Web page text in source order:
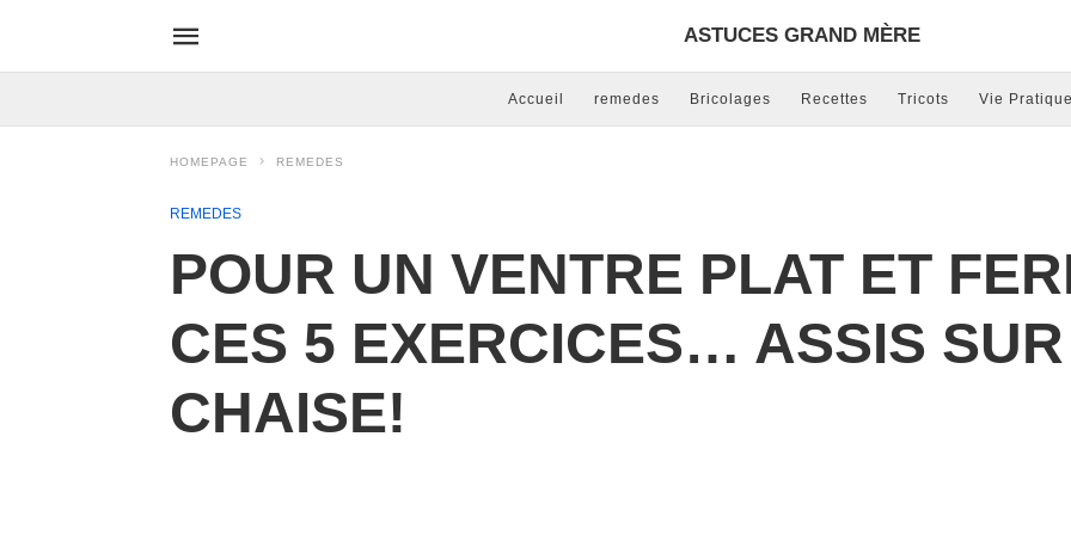
ASTUCES GRAND MÈRE
Accueil remedes Bricolages Recettes Tricots Vie Pratique
HOMEPAGE REMEDES
REMEDES
POUR UN VENTRE PLAT ET
CES 5 EXERCICES… ASSIS
CHAISE!